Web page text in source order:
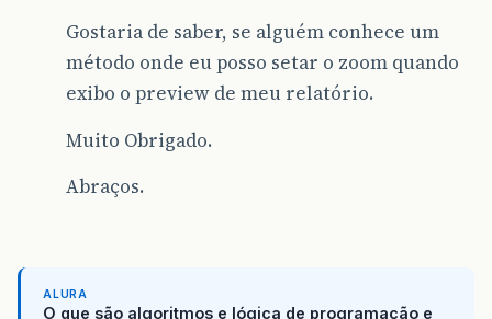
Gostaria de saber, se alguém conhece um
método onde eu posso setar o zoom quando
exibo o preview de meu relatório.
Muito Obrigado.
Abraços.
ALURA
O que são algoritmos e lógica de programação e